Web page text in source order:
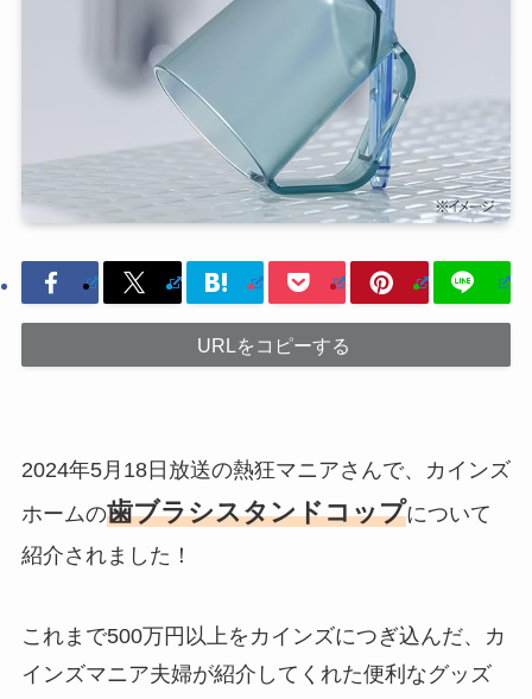
URLをコピーする
2024年5月18日放送の熱狂マニアさんで、カインズ
ホームの歯ブラシスタンドコップについて
紹介されました！
これまで500万円以上をカインズにつぎ込んだ、カ
インズマニア夫婦が紹介してくれた便利なグッズ